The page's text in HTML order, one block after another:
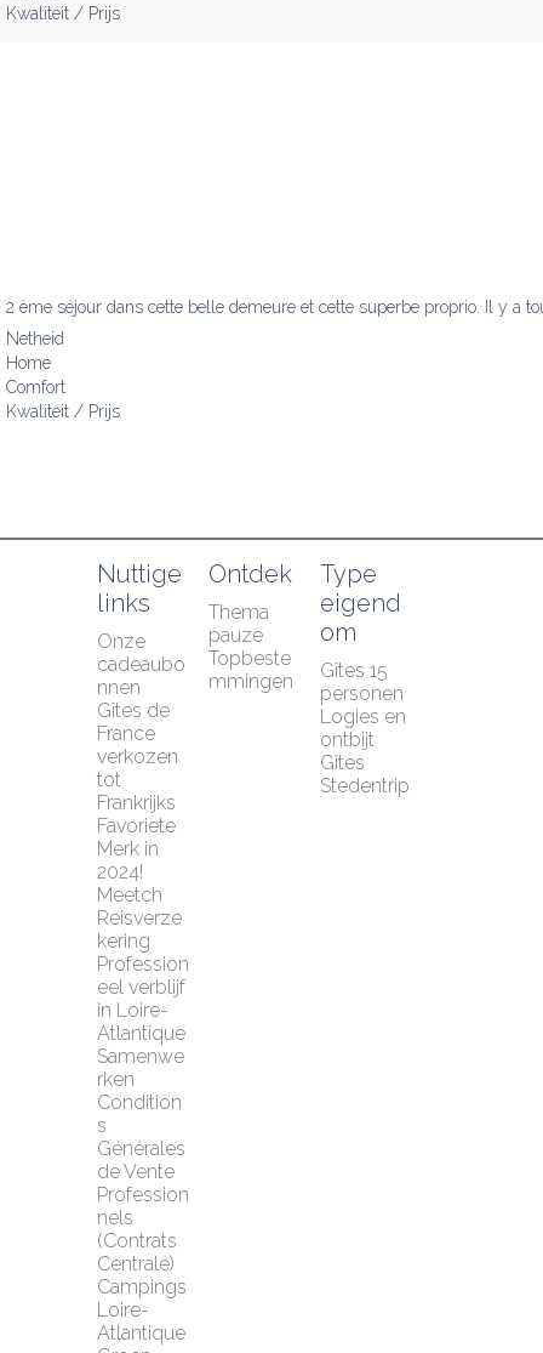
Kwaliteit / Prijs
2 ème séjour dans cette belle demeure et cette superbe proprio. Il y a
Netheid
Home
Comfort
Kwaliteit / Prijs
Nuttige
links
Onze
cadeaubo
nnen
Gîtes de
France
verkozen
tot
Frankrijks
Favoriete
Merk in
2024!
Meetch
Reisverze
kering
Profession
eel verblijf
in Loire-
Atlantique
Samenwe
rken
Condition
s
Générales
de Vente
Profession
nels
(Contrats
Centrale)
Campings
Loire-
Atlantique
Ontdek
Thema
pauze
Topbeste
mmingen
Type
eigend
om
Gîtes 15
personen
Logies en
ontbijt
Gîtes
Stedentrip